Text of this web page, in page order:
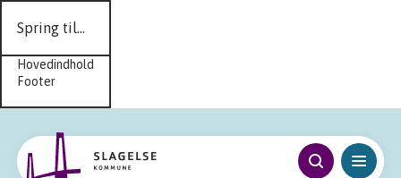
Spring til...
Hovedindhold
Footer